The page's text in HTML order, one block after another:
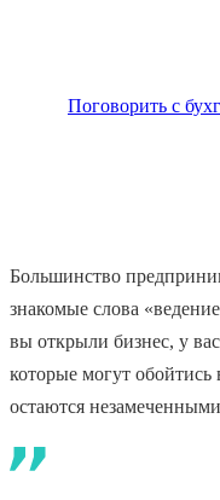
Поговорить с
Большинство
знакомые слова
вы открыли бизнес, у
которые могут обойтись
остаются